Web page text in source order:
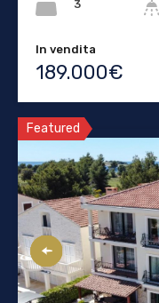
3
In vendita
189.000€
Featured